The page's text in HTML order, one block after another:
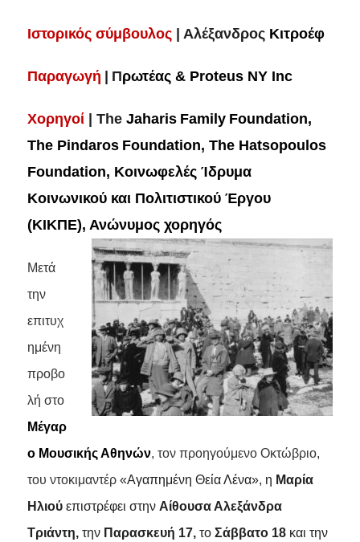
Ιστορικός σύμβουλος | Αλέξανδρος Κιτροέφ
Παραγωγή | Πρωτέας & Proteus NY Inc
Χορηγοί | The Jaharis Family Foundation,
The Pindaros Foundation, The Hatsopoulos
Foundation, Κοινωφελές Ίδρυμα
Κοινωνικού και Πολιτιστικού Έργου
(ΚΙΚΠΕ), Ανώνυμος χορηγός
Μετά
την
επιτυχ
ημένη
προβο
λή στο
Μέγαρ
ο Μουσικής Αθηνών, τον προηγούμενο Οκτώβριο,
του ντοκιμαντέρ «Αγαπημένη Θεία Λένα», η Μαρία
Ηλιούεπιστρέφει στην Αίθουσα Αλεξάνδρα
Τριάντη, την Παρασκευή 17,το Σάββατο 18 και την